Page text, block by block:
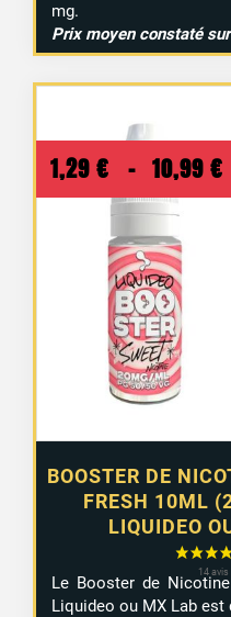
mg.
Prix moyen constaté
BOOSTER DE
FRESH 10ML
LIQUIDEO
1,29 € – 10,99 €
Le Booster de
Liquideo ou MX Lab